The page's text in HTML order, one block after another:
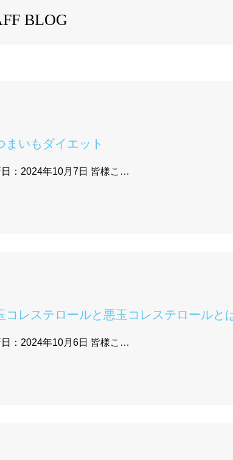
BLOG
まいもダイエット
更新日：2024年10月7日 皆様こ…
コレステロールと悪玉コレステロールと
更新日：2024年10月6日 皆様こ…